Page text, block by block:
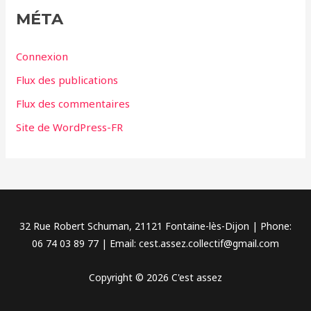
r
MÉTA
Connexion
Flux des publications
Flux des commentaires
Site de WordPress-FR
32 Rue Robert Schuman, 21121 Fontaine-lès-Dijon | Phone:
06 74 03 89 77 | Email: cest.assez.collectif@gmail.com
Copyright © 2026 C'est assez